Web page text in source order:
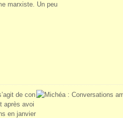
marxiste. Un peu
de con
après avoi
en janvier